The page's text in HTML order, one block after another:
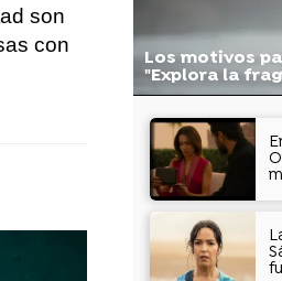
son
con
Los motivos
"Explora la